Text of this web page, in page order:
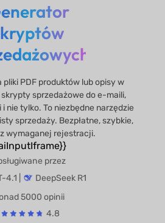
pliki PDF produktów lub opisy w
sprzedażowe do e-maili,
nie tylko. To niezbędne narzędzie
sprzedaży. Bezpłatne, szybkie,
wymaganej rejestracji.
Obsługiwane przez